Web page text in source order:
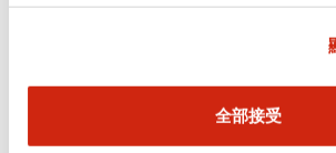
全部接受
電氣規範（額定照明部分）